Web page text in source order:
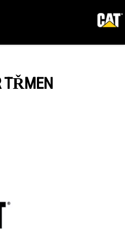
TŘMEN